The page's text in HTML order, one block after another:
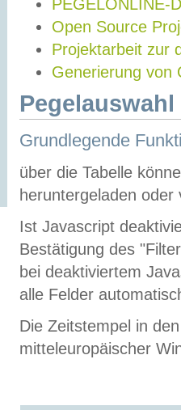
PEGELONLINE-
Open Source
Projektarbeit zur
Generierung von
Grundlegende
über die Tabelle
heruntergeladen oder
Ist Javascript
Bestätigung des
bei deaktiviertem
alle Felder
Die Zeitstempel in
mitteleuropäischer